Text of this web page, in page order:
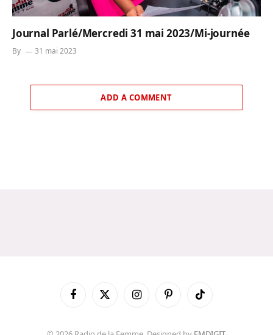
Journal Parlé/Mercredi 31 mai 2023/Mi-journée
By 31 mai 2023
ADD A COMMENT
FacebookX
InstagramPinterestTikTok